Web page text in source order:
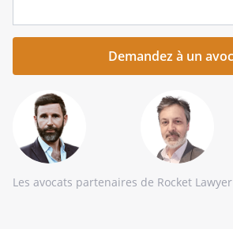
votre
question
ici
Les avocats partenaires de Rocket Lawyer